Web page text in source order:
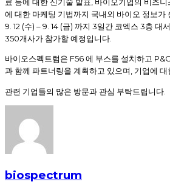
료 등에 대한 신기술 발표 바이오기업의 비즈
에 대한 마케팅 기법까지 국내외 바이오 정보가
9. 12 (수) – 9. 14 (금) 까지 3일간 코엑스 3층 대
350개사가 참가할 예정입니다
바이오스펙트럼은 F56 에 부스를 설치하고
과 함께 파트너링을 계획하고 있으며 , 기업에 대
관련 기업들의 많은 방문과 관심 부탁드립니다
biospectrum